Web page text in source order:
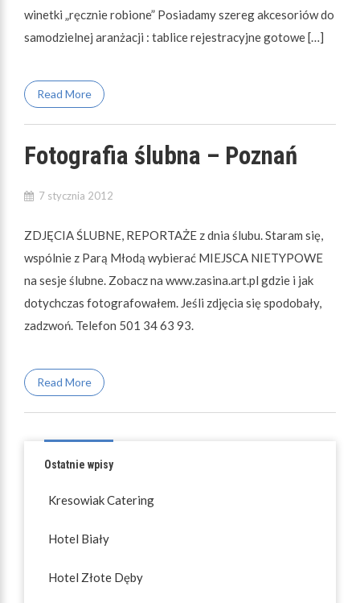
winetki „ręcznie robione” Posiadamy szereg akcesoriów do
samodzielnej aranżacji : tablice rejestracyjne gotowe […]
Read More
Fotografia ślubna – Poznań
7 stycznia 2012
ZDJĘCIA ŚLUBNE, REPORTAŻE z dnia ślubu. Staram się,
wspólnie z Parą Młodą wybierać MIEJSCA NIETYPOWE
na sesje ślubne. Zobacz na www.zasina.art.pl gdzie i jak
dotychczas fotografowałem. Jeśli zdjęcia się spodobały,
zadzwoń. Telefon 501 34 63 93.
Read More
Ostatnie wpisy
Kresowiak Catering
Hotel Biały
Hotel Złote Dęby